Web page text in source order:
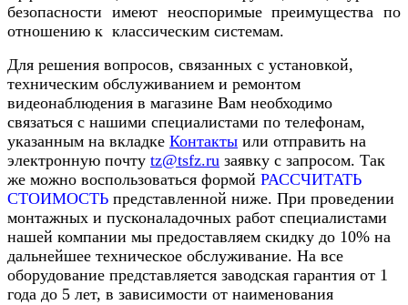
безопасности имеют неоспоримые преимущества по
отношению к классическим системам.
Для решения вопросов, связанных с установкой,
техническим обслуживанием и ремонтом
видеонаблюдения в магазине Вам необходимо
связаться с нашими специалистами по телефонам,
указанным на вкладке Контакты или отправить на
электронную почту tz@tsfz.ru заявку с запросом. Так
же можно воспользоваться формой РАССЧИТАТЬ
СТОИМОСТЬ представленной ниже. При проведении
монтажных и пусконаладочных работ специалистами
нашей компании мы предоставляем скидку до 10% на
дальнейшее техническое обслуживание. На все
оборудование представляется заводская гарантия от 1
года до 5 лет, в зависимости от наименования